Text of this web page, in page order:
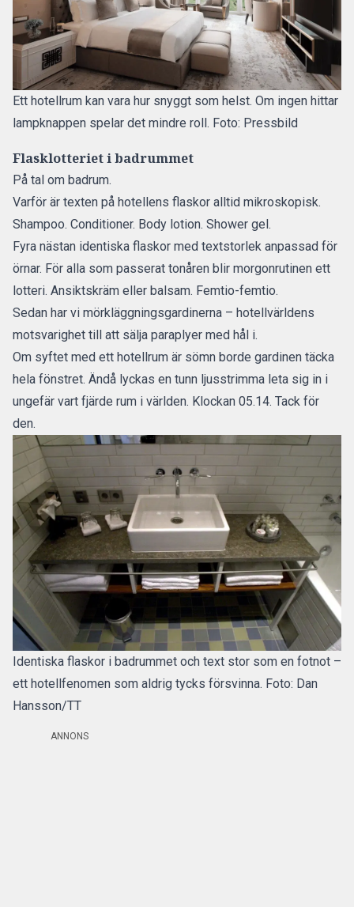
Ett hotellrum kan vara hur snyggt som helst. Om ingen hittar
lampknappen spelar det mindre roll. Foto: Pressbild
Flasklotteriet i badrummet
På tal om badrum.
Varför är texten på hotellens flaskor alltid mikroskopisk.
Shampoo. Conditioner. Body lotion. Shower gel.
Fyra nästan identiska flaskor med textstorlek anpassad för
örnar. För alla som passerat tonåren blir morgonrutinen ett
lotteri. Ansiktskräm eller balsam. Femtio-femtio.
Sedan har vi mörkläggningsgardinerna – hotellvärldens
motsvarighet till att sälja paraplyer med hål i.
Om syftet med ett hotellrum är sömn borde gardinen täcka
hela fönstret. Ändå lyckas en tunn ljusstrimma leta sig in i
ungefär vart fjärde rum i världen. Klockan 05.14. Tack för
den.
Identiska flaskor i badrummet och text stor som en fotnot –
ett hotellfenomen som aldrig tycks försvinna. Foto: Dan
Hansson/TT
ANNONS